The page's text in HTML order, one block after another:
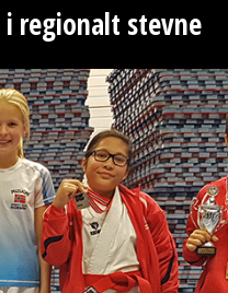
regionalt stevne